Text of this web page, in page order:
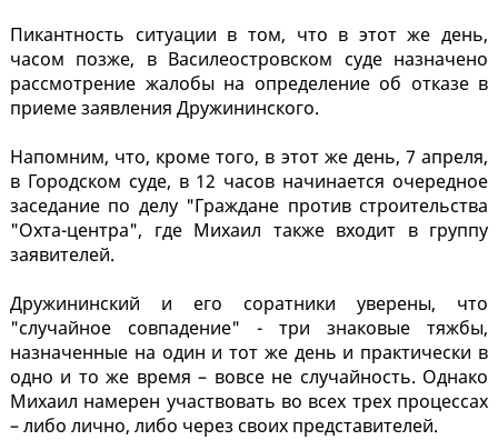
Пикантность ситуации в том, что в этот же день,
часом позже, в Василеостровском суде назначено
рассмотрение жалобы на определение об отказе в
приеме заявления Дружининского.
Напомним, что, кроме того, в этот же день, 7 апреля,
в Городском суде, в 12 часов начинается очередное
заседание по делу "Граждане против строительства
"Охта-центра", где Михаил также входит в группу
заявителей.
Дружининский и его соратники уверены, что
"случайное совпадение" - три знаковые тяжбы,
назначенные на один и тот же день и практически в
одно и то же время – вовсе не случайность. Однако
Михаил намерен участвовать во всех трех процессах
– либо лично, либо через своих представителей.